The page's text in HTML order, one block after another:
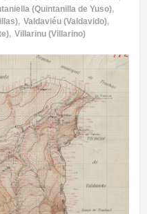
(Quintanilla de Yuso),
, Valdaviéu (Valdavido),
, Villarinu (Villarino)